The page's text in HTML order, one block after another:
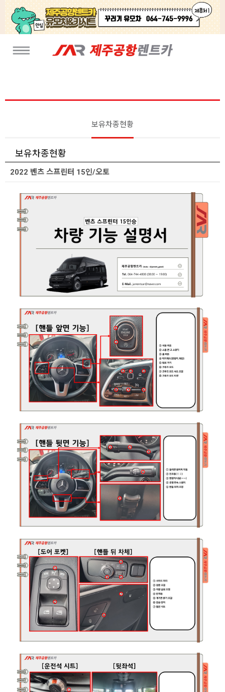
보유차종현황
보유차종현황
2022 벤츠 스프린터 15인/오토